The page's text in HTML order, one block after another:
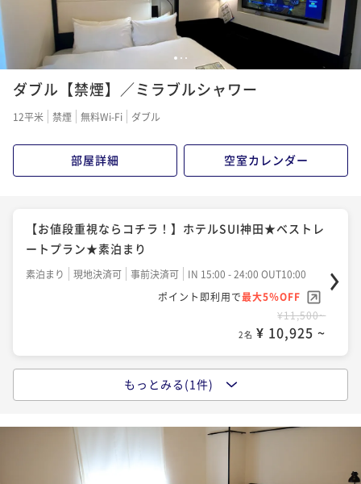
1 2 3
ダブル【禁煙】／ミラブルシャワー
12平米 禁煙 無料Wi-Fi ダブル
部屋詳細 空室カレンダー
【お値段重視ならコチラ！】ホテルSUI神田★ベストレ
ートプラン★素泊まり
素泊まり 現地決済可 事前決済可
IN 15:00 - 24:00 OUT10:00
ポイント即利用で最大5％OFF
¥11,500~
2名 ¥ 10,925 ~
【お値段重視ならコチラ！】ホテルSUI神田★ベストレ
現地決済可
IN 15:00 - 24:00 OUT10:00
ポイント即利用で
もっとみる(1件)